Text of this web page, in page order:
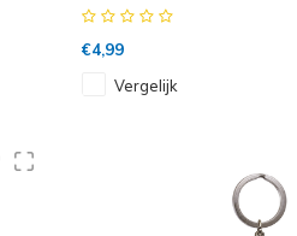
€4,99
Vergelijk